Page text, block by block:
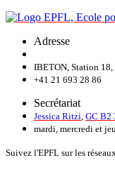
Adresse
IBETON, Station 18,
+41 21 693 28 86
Secrétariat
Jessica Ritzi, GC B2
mardi, mercredi et
Suivez l'EPFL sur les